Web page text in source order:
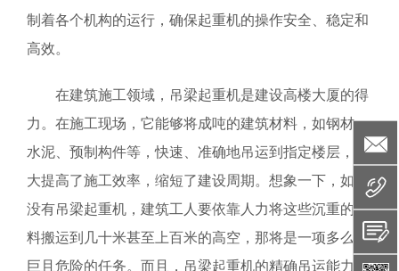
制着各个机构的运行，确保起重机的操作安全、稳定和
高效。
在建筑施工领域，吊梁起重机是建设高楼大厦的得
力。在施工现场，它能够将成吨的建筑材料，如钢材、
水泥、预制构件等，快速、准确地吊运到指定楼层，大
大提高了施工效率，缩短了建设周期。想象一下，如果
没有吊梁起重机，建筑工人要依靠人力将这些沉重的材
料搬运到几十米甚至上百米的高空，那将是一项多么艰
巨且危险的任务。而且，吊梁起重机的精确吊运能力，